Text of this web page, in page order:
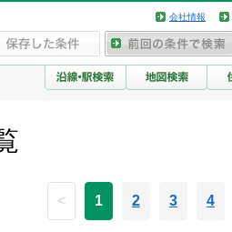
会社情報
< 1 2 3 4